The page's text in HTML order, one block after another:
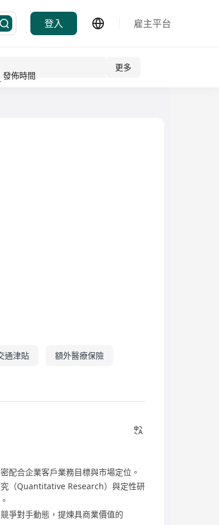
登入 雇主平台
發佈時間
更多
通津貼
額外醫療保險
配合企業客戶業務目標與市場定位。
（Quantitative Research）與定性研
爭對手動態，提煉具商業價值的